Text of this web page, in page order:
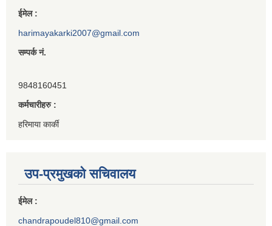
ईमेल :
harimayakarki2007@gmail.com
सम्पर्क नं.
9848160451
कर्मचारीहरु :
हरिमाया कार्की
उप-प्रमुखको सचिवालय
ईमेल :
chandrapoudel810@gmail.com